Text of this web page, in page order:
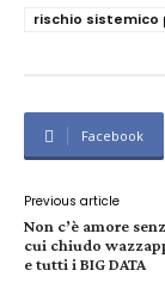
rischio sistemico
Facebook
Previous article
Non c’è amore
cui chiudo
e tutti i BIG DATA